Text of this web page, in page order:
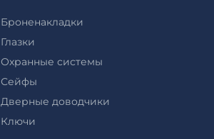
Броненакладки
Глазки
Охранные системы
Сейфы
Дверные доводчики
Ключи